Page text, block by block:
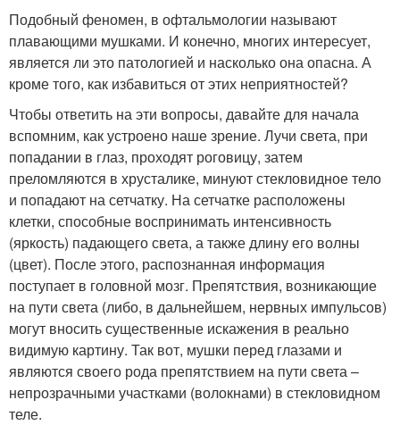
Подобный феномен, в офтальмологии называют
плавающими мушками. И конечно, многих интересует,
является ли это патологией и насколько она опасна. А
кроме того, как избавиться от этих неприятностей?
Чтобы ответить на эти вопросы, давайте для начала
вспомним, как устроено наше зрение. Лучи света, при
попадании в глаз, проходят роговицу, затем
преломляются в хрусталике, минуют стекловидное тело
и попадают на сетчатку. На сетчатке расположены
клетки, способные воспринимать интенсивность
(яркость) падающего света, а также длину его волны
(цвет). После этого, распознанная информация
поступает в головной мозг. Препятствия, возникающие
на пути света (либо, в дальнейшем, нервных импульсов)
могут вносить существенные искажения в реально
видимую картину. Так вот, мушки перед глазами и
являются своего рода препятствием на пути света –
непрозрачными участками (волокнами) в стекловидном
теле.